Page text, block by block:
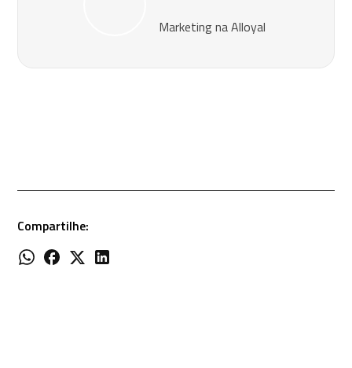
Marketing na Alloyal
Compartilhe: